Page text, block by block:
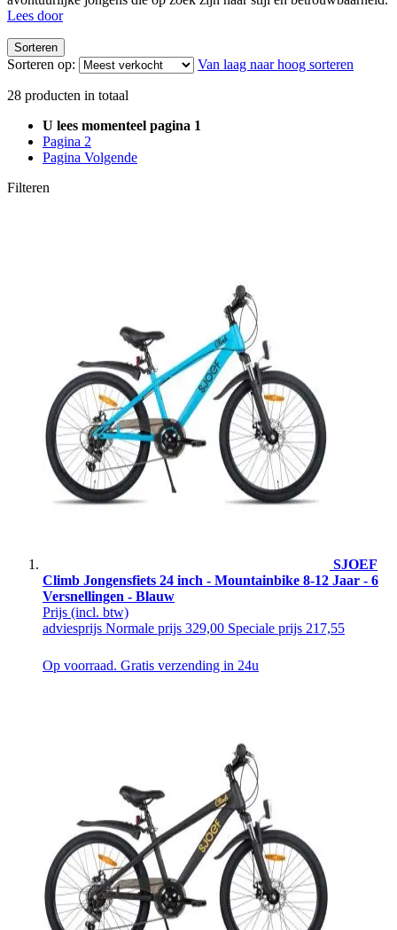
Lees door
Sorteren
Sorteren op: Van laag naar hoog sorteren
28 producten in totaal
U lees momenteel pagina 1
Pagina 2
Pagina Volgende
Filteren
SJOEF
Climb Jongensfiets 24 inch - Mountainbike 8-12 Jaar - 6
Versnellingen - Blauw
Prijs (incl. btw)
adviesprijs Normale prijs 329,00 Speciale prijs 217,55
Op voorraad. Gratis verzending in 24u